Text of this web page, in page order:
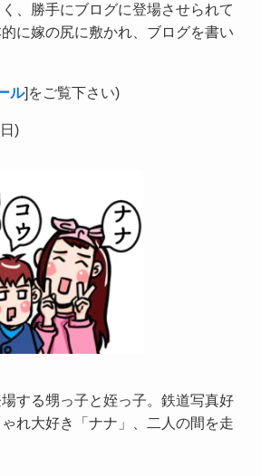
、勝手にブログに登場させられて
に嫁の尻に敷かれ、ブログを書い
ル]をご覧下さい)
)
する甥っ子と姪っ子。鉄道写真好
れ大好き「ナナ」、二人の間を走